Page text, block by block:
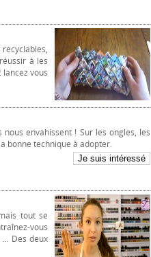
à les
vous
envahissent ! Sur les ongles, les
bonne technique à adopter.
tout se
vous
Des deux